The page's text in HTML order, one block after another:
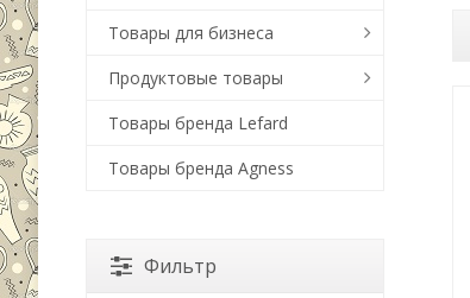
Товары для бизнеса
Продуктовые товары
Товары бренда Lefard
Товары бренда Agness
Фильтр